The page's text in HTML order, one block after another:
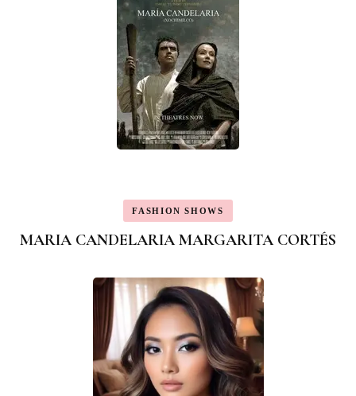
FASHION SHOWS
MARIA CANDELARIA MARGARITA CORTÉS